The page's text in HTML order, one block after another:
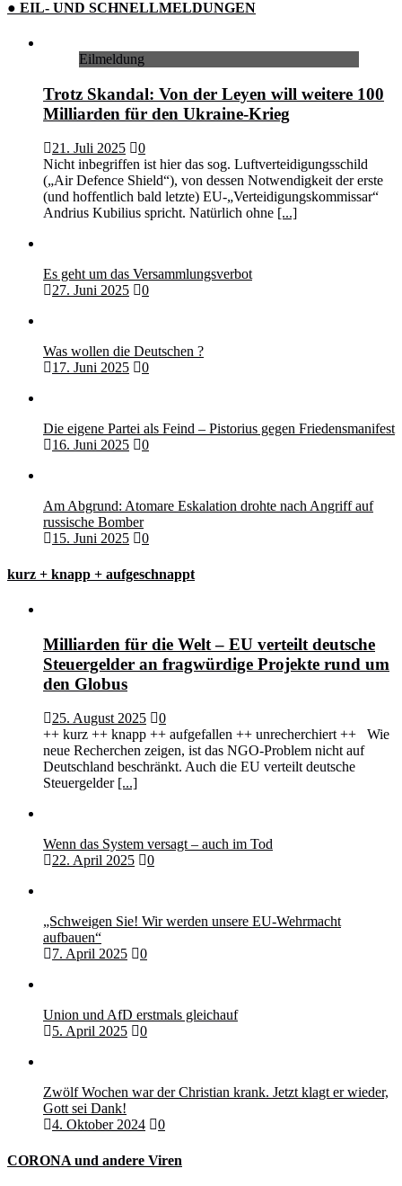
● EIL- UND SCHNELLMELDUNGEN
Eilmeldung
Trotz Skandal: Von der Leyen will weitere 100
Milliarden für den Ukraine-Krieg
21. Juli 2025
0
Nicht inbegriffen ist hier das sog. Luftverteidigungsschild
(„Air Defence Shield“), von dessen Notwendigkeit der erste
(und hoffentlich bald letzte) EU-„Verteidigungskommissar“
Andrius Kubilius spricht. Natürlich ohne [...]
Es geht um das Versammlungsverbot
27. Juni 2025
0
Was wollen die Deutschen ?
17. Juni 2025
0
Die eigene Partei als Feind – Pistorius gegen Friedensmanifest
16. Juni 2025
0
Am Abgrund: Atomare Eskalation drohte nach Angriff auf
russische Bomber
15. Juni 2025
0
kurz + knapp + aufgeschnappt
Milliarden für die Welt – EU verteilt deutsche
Steuergelder an fragwürdige Projekte rund um
den Globus
25. August 2025
0
++ kurz ++ knapp ++ aufgefallen ++ unrecherchiert ++ Wie
neue Recherchen zeigen, ist das NGO-Problem nicht auf
Deutschland beschränkt. Auch die EU verteilt deutsche
Steuergelder [...]
Wenn das System versagt – auch im Tod
22. April 2025
0
„Schweigen Sie! Wir werden unsere EU-Wehrmacht
aufbauen“
7. April 2025
0
Union und AfD erstmals gleichauf
5. April 2025
0
Zwölf Wochen war der Christian krank. Jetzt klagt er wieder,
Gott sei Dank!
4. Oktober 2024
0
CORONA und andere Viren